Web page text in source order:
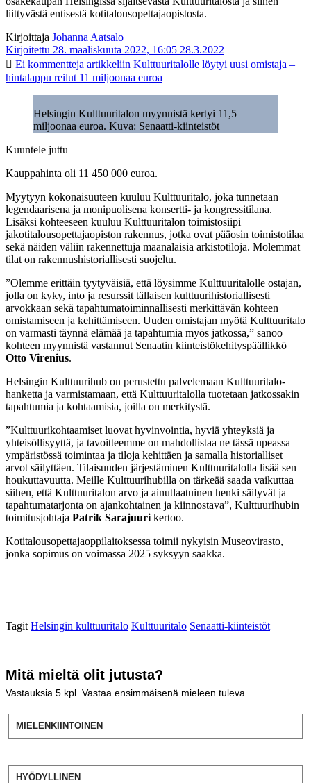
liittyvästä entisestä kotitalousopettajaopistosta.
Kirjoittaja Johanna Aatsalo
Kirjoitettu 28. maaliskuuta 2022, 16:05 28.3.2022
Ei kommentteja artikkeliin Kulttuuritalolle löytyi uusi omistaja –
hintalappu reilut 11 miljoonaa euroa
Helsingin Kulttuuritalon myynnistä kertyi 11,5
miljoonaa euroa. Kuva: Senaatti-kiinteistöt
Kuuntele juttu
Kauppahinta oli 11 450 000 euroa.
Myytyyn kokonaisuuteen kuuluu Kulttuuritalo, joka tunnetaan
legendaarisena ja monipuolisena konsertti- ja kongressitilana.
Lisäksi kohteeseen kuuluu Kulttuuritalon toimistosiipi
jakotitalousopettajaopiston rakennus, jotka ovat pääosin toimistotilaa
sekä näiden väliin rakennettuja maanalaisia arkistotiloja. Molemmat
tilat on rakennushistoriallisesti suojeltu.
”Olemme erittäin tyytyväisiä, että löysimme Kulttuuritalolle ostajan,
jolla on kyky, into ja resurssit tällaisen kulttuurihistoriallisesti
arvokkaan sekä tapahtumatoiminnallisesti merkittävän kohteen
omistamiseen ja kehittämiseen. Uuden omistajan myötä Kulttuuritalo
on varmasti täynnä elämää ja tapahtumia myös jatkossa,” sanoo
kohteen myynnistä vastannut Senaatin kiinteistökehityspäällikkö
Otto Virenius.
Helsingin Kulttuurihub on perustettu palvelemaan Kulttuuritalo-
hanketta ja varmistamaan, että Kulttuuritalolla tuotetaan jatkossakin
tapahtumia ja kohtaamisia, joilla on merkitystä.
”Kulttuurikohtaamiset luovat hyvinvointia, hyviä yhteyksiä ja
yhteisöllisyyttä, ja tavoitteemme on mahdollistaa ne tässä upeassa
ympäristössä toimintaa ja tiloja kehittäen ja samalla historialliset
arvot säilyttäen. Tilaisuuden järjestäminen Kulttuuritalolla lisää sen
houkuttavuutta. Meille Kulttuurihubilla on tärkeää saada vaikuttaa
siihen, että Kulttuuritalon arvo ja ainutlaatuinen henki säilyvät ja
tapahtumatarjonta on ajankohtainen ja kiinnostava”, Kulttuurihubin
toimitusjohtaja Patrik Sarajuuri kertoo.
Kotitalousopettajaoppilaitoksessa toimii nykyisin Museovirasto,
jonka sopimus on voimassa 2025 syksyyn saakka.
Tagit Helsingin kulttuuritalo Kulttuuritalo Senaatti-kiinteistöt
Mitä mieltä olit jutusta?
Vastauksia 5 kpl. Vastaa ensimmäisenä mieleen tuleva
MIELENKIINTOINEN
HYÖDYLLINEN